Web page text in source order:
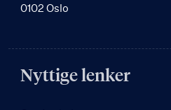
0102 Oslo
Nyttige lenker